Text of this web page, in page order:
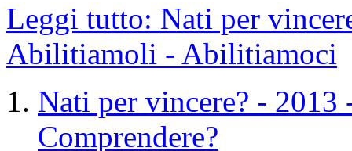
Leggi tutto: Nati per
Abilitiamoli - Abilitiamoci
Nati per vincere? -
Comprendere?